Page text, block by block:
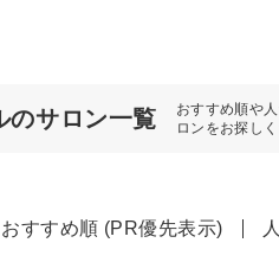
のサロン一覧
おすすめ順や
ロンをお探しく
おすすめ順 (PR優先表示)